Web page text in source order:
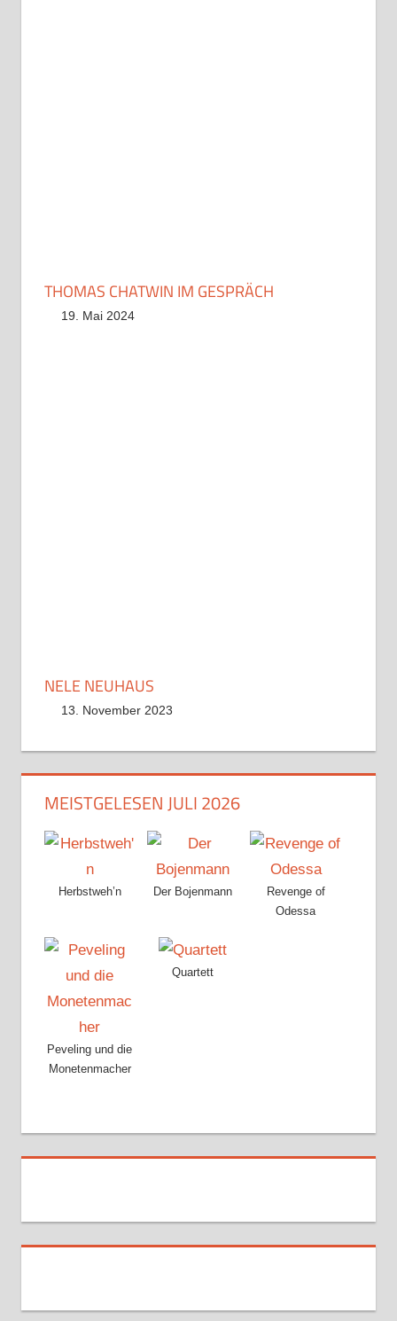
THOMAS CHATWIN IM GESPRÄCH
19. Mai 2024
NELE NEUHAUS
13. November 2023
MEISTGELESEN JULI 2026
Herbstweh’n Der Bojenmann
Revenge of
Odessa
Peveling und die
Monetenmacher
Quartett